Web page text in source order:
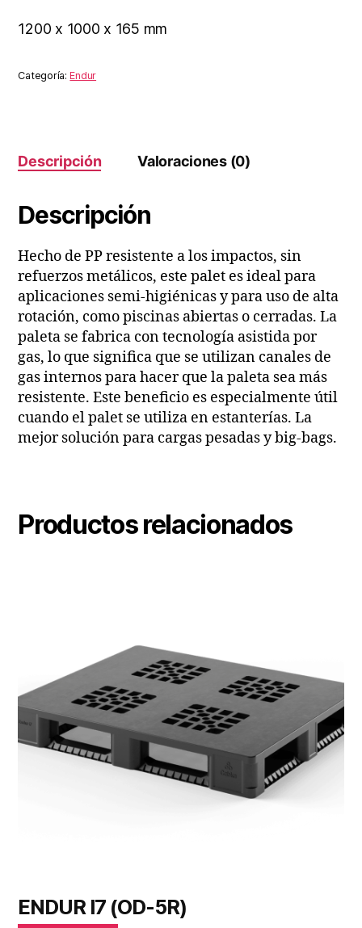
1200 x 1000 x 165 mm
Categoría:Endur
Descripción Valoraciones (0)
Descripción
Hecho de PP resistente a los impactos, sin
refuerzos metálicos, este palet es ideal para
aplicaciones semi-higiénicas y para uso de alta
rotación, como piscinas abiertas o cerradas. La
paleta se fabrica con tecnología asistida por
gas, lo que significa que se utilizan canales de
gas internos para hacer que la paleta sea más
resistente. Este beneficio es especialmente útil
cuando el palet se utiliza en estanterías. La
mejor solución para cargas pesadas y big-bags.
Productos relacionados
ENDUR I7 (OD-5R)